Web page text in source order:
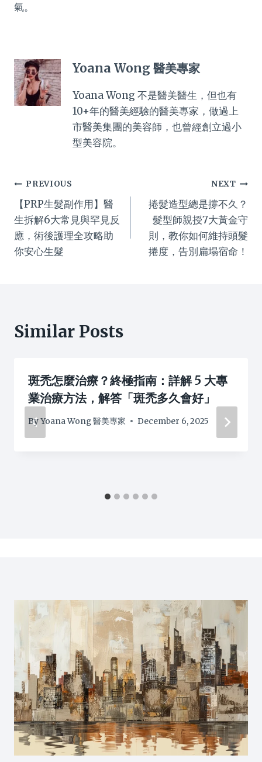
氣。
Yoana Wong 醫美專家
Yoana Wong 不是醫美醫生，但也有
10+年的醫美經驗的醫美專家，做過上
市醫美集團的美容師，也曾經創立過小
型美容院。
Post
navigation
PREVIOUS
【PRP生髮副作用】醫
生拆解6大常見與罕見反
應，術後護理全攻略助
你安心生髮
NEXT
捲髮造型總是撐不久？
髮型師親授7大黃金守
則，教你如何維持頭髮
捲度，告別扁塌宿命！
Similar Posts
斑禿怎麼治療？終極指南：詳解 5 大專
業治療方法，解答「斑禿多久會好」
ByYoana Wong 醫美專家 December 6, 2025